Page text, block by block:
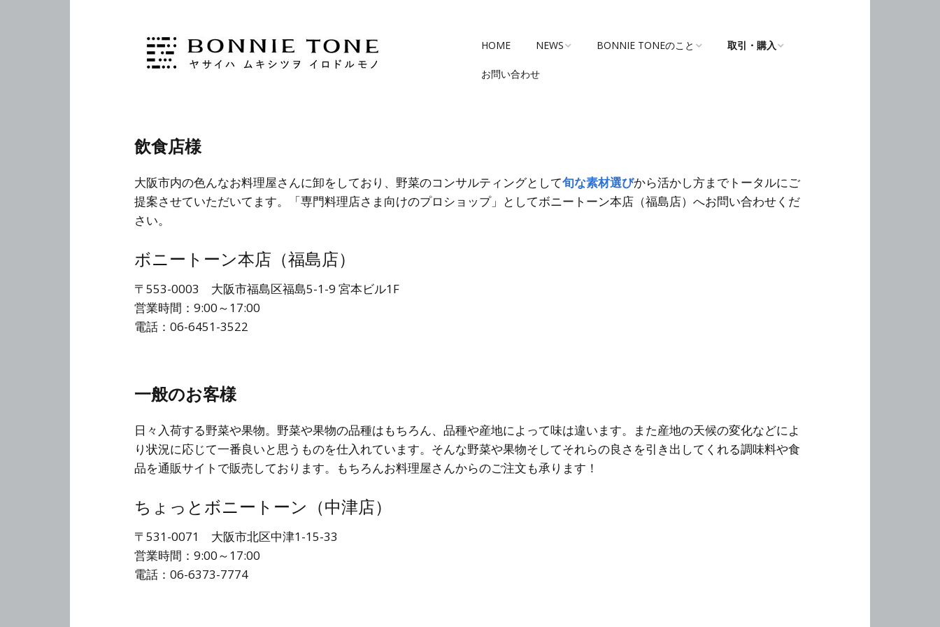
HOME NEWS
営業日のお知らせ
BONNIE TONEのこと 取引・購入
お問い合わせ
飲食店様
大阪市内の色んなお料理屋さんに卸をしており、野菜のコンサルティングとして旬な素材選びから活かし方までトータルにご
提案させていただいてます。「専門料理店さま向けのプロショップ」としてボニートーン本店（福島店）へお問い合わせくだ
さい。
ボニートーン本店（福島店）
〒553-0003 大阪市福島区福島5-1-9 宮本ビル1F
営業時間：9:00～17:00
電話：06-6451-3522
一般のお客様
日々入荷する野菜や果物。野菜や果物の品種はもちろん、品種や産地によって味は違います。また産地の天候の変化などによ
り状況に応じて一番良いと思うものを仕入れています。そんな野菜や果物そしてそれらの良さを引き出してくれる調味料や食
品を通販サイトで販売しております。もちろんお料理屋さんからのご注文も承ります！
ちょっとボニートーン（中津店）
〒531-0071 大阪市北区中津1-15-33
営業時間：9:00～17:00
電話：06-6373-7774